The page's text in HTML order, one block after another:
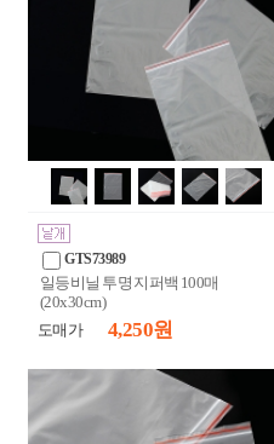
GTS73989
일등비닐 투명 지퍼백 100매
(20x30cm)
도매가
4,250 원